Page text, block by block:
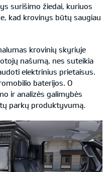
surišimo žiedai, kuriuos
kad krovinys būtų saugiau
krovinių skyriuje
našumą, nes suteikia
elektrinius prietaisus.
baterijos. O
ir analizės galimybės
parkų produktyvumą.